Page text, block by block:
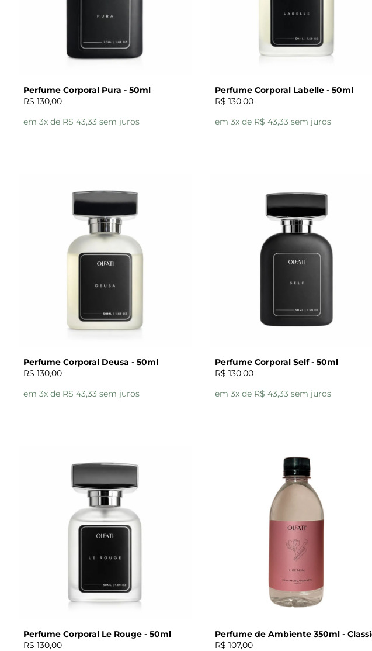
Perfume Corporal Pura - 50ml
R$ 130,00
em 3x de R$ 43,33 sem juros
Perfume Corporal Labelle - 50ml
R$ 130,00
em 3x de R$ 43,33 sem juros
Perfume Corporal Deusa - 50ml
R$ 130,00
em 3x de R$ 43,33 sem juros
Perfume Corporal Self - 50ml
R$ 130,00
em 3x de R$ 43,33 sem juros
Perfume Corporal Le Rouge - 50ml
R$ 130,00
Perfume de Ambiente 350ml -
R$ 107,00